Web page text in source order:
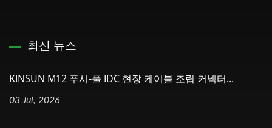
최신 뉴스
KINSUN M12 푸시-풀 IDC 현장 케이블 조립 커넥터...
03 Jul, 2026